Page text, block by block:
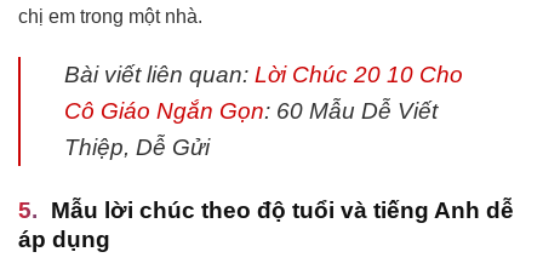
chị em trong một nhà.
Bài viết liên quan: Lời Chúc 20 10 Cho
Cô Giáo Ngắn Gọn: 60 Mẫu Dễ Viết
Thiệp, Dễ Gửi
Mẫu lời chúc theo độ tuổi và tiếng Anh dễ
áp dụng